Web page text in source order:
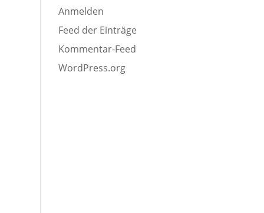
Anmelden
Feed der Einträge
Kommentar-Feed
WordPress.org